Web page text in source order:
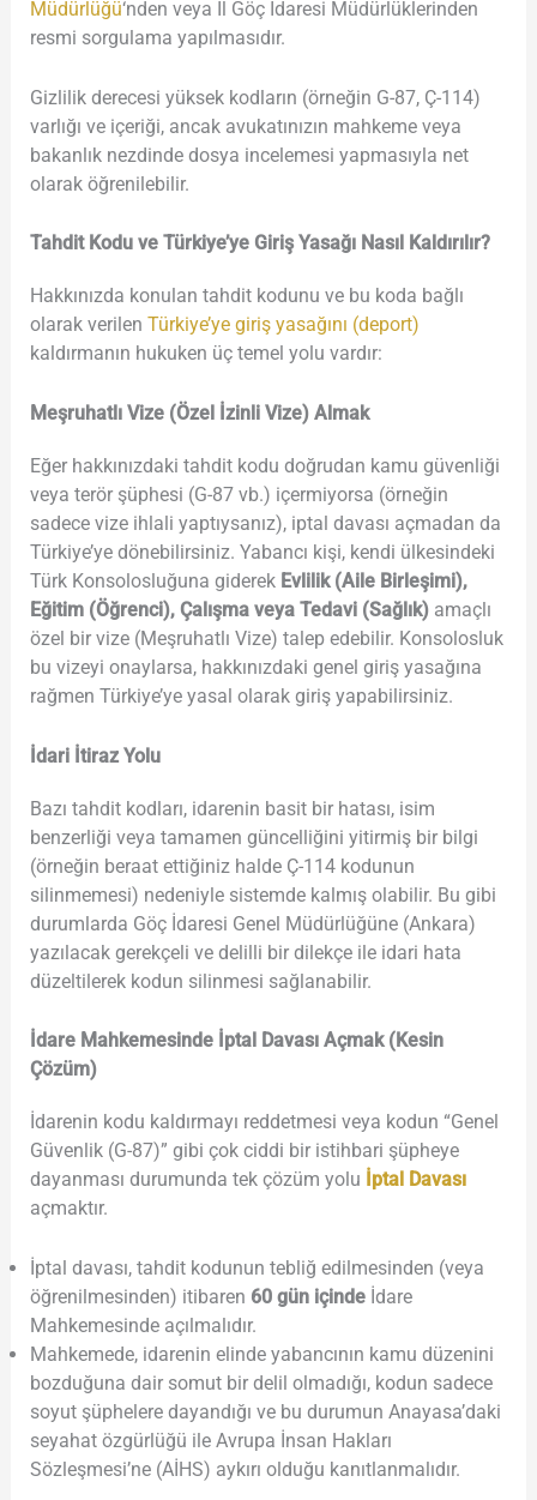
Müdürlüğü‘nden veya İl Göç İdaresi Müdürlüklerinden
resmi sorgulama yapılmasıdır.
Gizlilik derecesi yüksek kodların (örneğin G-87, Ç-114)
varlığı ve içeriği, ancak avukatınızın mahkeme veya
bakanlık nezdinde dosya incelemesi yapmasıyla net
olarak öğrenilebilir.
Tahdit Kodu ve Türkiye’ye Giriş Yasağı Nasıl Kaldırılır?
Hakkınızda konulan tahdit kodunu ve bu koda bağlı
olarak verilen Türkiye’ye giriş yasağını (deport)
kaldırmanın hukuken üç temel yolu vardır:
Meşruhatlı Vize (Özel İzinli Vize) Almak
Eğer hakkınızdaki tahdit kodu doğrudan kamu güvenliği
veya terör şüphesi (G-87 vb.) içermiyorsa (örneğin
sadece vize ihlali yaptıysanız), iptal davası açmadan da
Türkiye’ye dönebilirsiniz. Yabancı kişi, kendi ülkesindeki
Türk Konsolosluğuna giderek Evlilik (Aile Birleşimi),
Eğitim (Öğrenci), Çalışma veya Tedavi (Sağlık)amaçlı
özel bir vize (Meşruhatlı Vize) talep edebilir. Konsolosluk
bu vizeyi onaylarsa, hakkınızdaki genel giriş yasağına
rağmen Türkiye’ye yasal olarak giriş yapabilirsiniz.
İdari İtiraz Yolu
Bazı tahdit kodları, idarenin basit bir hatası, isim
benzerliği veya tamamen güncelliğini yitirmiş bir bilgi
(örneğin beraat ettiğiniz halde Ç-114 kodunun
silinmemesi) nedeniyle sistemde kalmış olabilir. Bu gibi
durumlarda Göç İdaresi Genel Müdürlüğüne (Ankara)
yazılacak gerekçeli ve delilli bir dilekçe ile idari hata
düzeltilerek kodun silinmesi sağlanabilir.
İdare Mahkemesinde İptal Davası Açmak (Kesin
Çözüm)
İdarenin kodu kaldırmayı reddetmesi veya kodun “Genel
Güvenlik (G-87)” gibi çok ciddi bir istihbari şüpheye
dayanması durumunda tek çözüm yolu İptal Davası
açmaktır.
İptal davası, tahdit kodunun tebliğ edilmesinden (veya
öğrenilmesinden) itibaren 60 gün içindeİdare
Mahkemesinde açılmalıdır.
Mahkemede, idarenin elinde yabancının kamu düzenini
bozduğuna dair somut bir delil olmadığı, kodun sadece
soyut şüphelere dayandığı ve bu durumun Anayasa’daki
seyahat özgürlüğü ile Avrupa İnsan Hakları
Sözleşmesi’ne (AİHS) aykırı olduğu kanıtlanmalıdır.